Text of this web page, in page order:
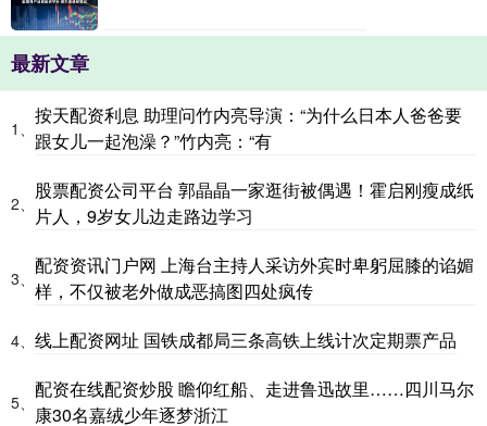
最新文章
1、
按天配资利息 助理问竹内亮导演：“为什么日本人爸爸要
跟女儿一起泡澡？”竹内亮：“有
2、
股票配资公司平台 郭晶晶一家逛街被偶遇！霍启刚瘦成纸
片人，9岁女儿边走路边学习
3、
配资资讯门户网 上海台主持人采访外宾时卑躬屈膝的谄媚
样，不仅被老外做成恶搞图四处疯传
4、 线上配资网址 国铁成都局三条高铁上线计次定期票产品
5、
配资在线配资炒股 瞻仰红船、走进鲁迅故里……四川马尔
康30名嘉绒少年逐梦浙江